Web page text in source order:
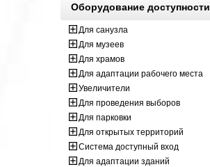
Оборудование доступности
Для санузла
Для музеев
Для храмов
Для адаптации рабочего места
Увеличители
Для проведения выборов
Для парковки
Для открытых территорий
Система доступный вход
Для адаптации зданий